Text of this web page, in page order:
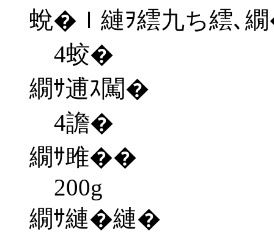
蛻�ｌ縺ｦ繧九ち繧､
4蛟�
繝ｻ逋ｽ闖�
4譫�
繝ｻ雎��
200g
繝ｻ縺�縺�